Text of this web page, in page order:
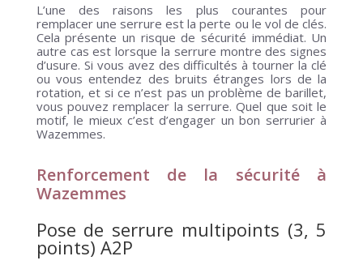
L’une des raisons les plus courantes pour
remplacer une serrure est la perte ou le vol de clés.
Cela présente un risque de sécurité immédiat. Un
autre cas est lorsque la serrure montre des signes
d’usure. Si vous avez des difficultés à tourner la clé
ou vous entendez des bruits étranges lors de la
rotation, et si ce n’est pas un problème de barillet,
vous pouvez remplacer la serrure. Quel que soit le
motif, le mieux c’est d’engager un bon serrurier à
Wazemmes.
Renforcement de la sécurité à
Wazemmes
Pose de serrure multipoints (3, 5
points) A2P